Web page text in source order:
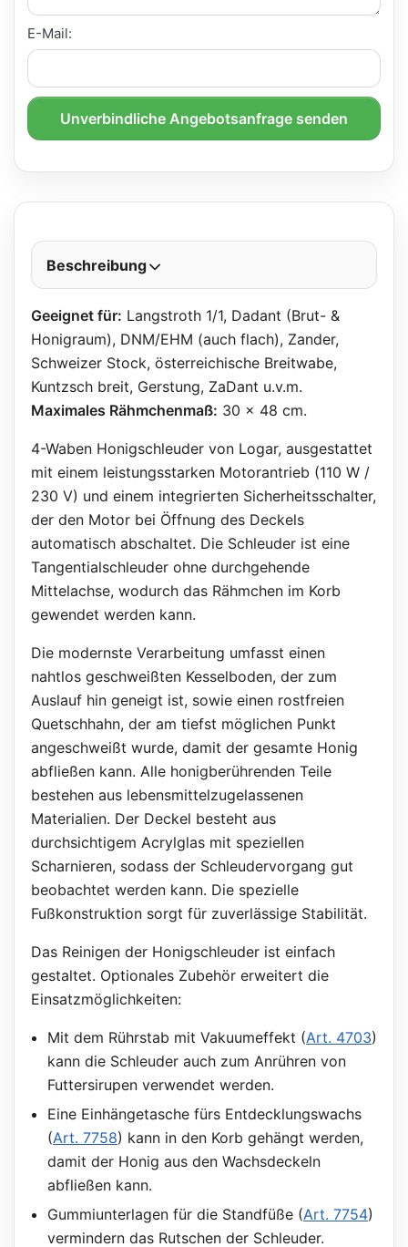
E-Mail:
Unverbindliche Angebotsanfrage senden
Beschreibung
Geeignet für: Langstroth 1/1, Dadant (Brut- &
Honigraum), DNM/EHM (auch flach), Zander,
Schweizer Stock, österreichische Breitwabe,
Kuntzsch breit, Gerstung, ZaDant u.v.m.
Maximales Rähmchenmaß: 30 x 48 cm.
4-Waben Honigschleuder von Logar, ausgestattet
mit einem leistungsstarken Motorantrieb (110 W /
230 V) und einem integrierten Sicherheitsschalter,
der den Motor bei Öffnung des Deckels
automatisch abschaltet. Die Schleuder ist eine
Tangentialschleuder ohne durchgehende
Mittelachse, wodurch das Rähmchen im Korb
gewendet werden kann.
Die modernste Verarbeitung umfasst einen
nahtlos geschweißten Kesselboden, der zum
Auslauf hin geneigt ist, sowie einen rostfreien
Quetschhahn, der am tiefst möglichen Punkt
angeschweißt wurde, damit der gesamte Honig
abfließen kann. Alle honigberührenden Teile
bestehen aus lebensmittelzugelassenen
Materialien. Der Deckel besteht aus
durchsichtigem Acrylglas mit speziellen
Scharnieren, sodass der Schleudervorgang gut
beobachtet werden kann. Die spezielle
Fußkonstruktion sorgt für zuverlässige Stabilität.
Das Reinigen der Honigschleuder ist einfach
gestaltet. Optionales Zubehör erweitert die
Einsatzmöglichkeiten:
Mit dem Rührstab mit Vakuumeffekt (Art. 4703)
kann die Schleuder auch zum Anrühren von
Futtersirupen verwendet werden.
Eine Einhängetasche fürs Entdecklungswachs
(Art. 7758) kann in den Korb gehängt werden,
damit der Honig aus den Wachsdeckeln
abfließen kann.
Gummiunterlagen für die Standfüße (Art. 7754)
vermindern das Rutschen der Schleuder.